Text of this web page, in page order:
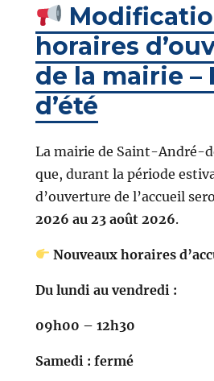
horaires
de la mairie –
d’été
La mairie de Saint-André-
que, durant la période
d’ouverture de l’accueil
2026 au 23 août 2026.
Nouveaux horaires
Du lundi au vendredi :
09h00 – 12h30
Samedi : fermé